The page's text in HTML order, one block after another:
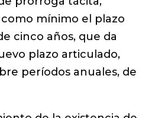
mínimo el plazo
cinco años, que da
plazo articulado,
períodos anuales, de